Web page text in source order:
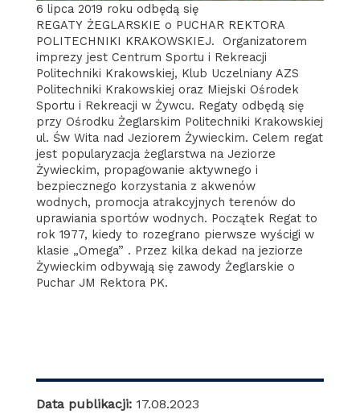
6 lipca 2019 roku odbędą się
REGATY ŻEGLARSKIE o PUCHAR REKTORA
POLITECHNIKI KRAKOWSKIEJ. Organizatorem
imprezy jest Centrum Sportu i Rekreacji
Politechniki Krakowskiej, Klub Uczelniany AZS
Politechniki Krakowskiej oraz Miejski Ośrodek
Sportu i Rekreacji w Żywcu. Regaty odbędą się
przy Ośrodku Żeglarskim Politechniki Krakowskiej
ul. Św Wita nad Jeziorem Żywieckim. Celem regat
jest popularyzacja żeglarstwa na Jeziorze
Żywieckim, propagowanie aktywnego i
bezpiecznego korzystania z akwenów
wodnych, promocja atrakcyjnych terenów do
uprawiania sportów wodnych. Początek Regat to
rok 1977, kiedy to rozegrano pierwsze wyścigi w
klasie „Omega” . Przez kilka dekad na jeziorze
Żywieckim odbywają się zawody Żeglarskie o
Puchar JM Rektora PK.
Data publikacji: 17.08.2023